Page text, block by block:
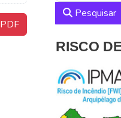
PDF
Pesquisar
RISCO